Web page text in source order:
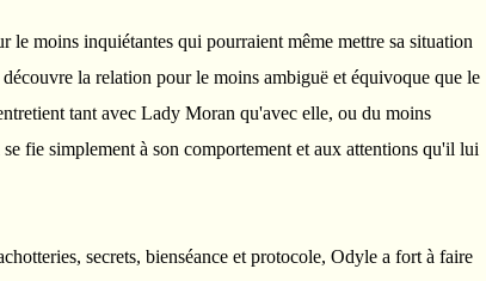
le moins inquiétantes qui pourraient même mettre sa situation
la relation pour le moins ambiguë et équivoque que le
tant avec Lady Moran qu'avec elle, ou du moins
fie simplement à son comportement et aux attentions qu'il lui
secrets, bienséance et protocole, Odyle a fort à faire